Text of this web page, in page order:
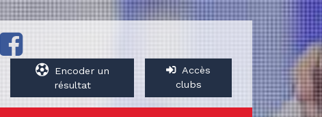
Encoder un
résultat
Accès
clubs